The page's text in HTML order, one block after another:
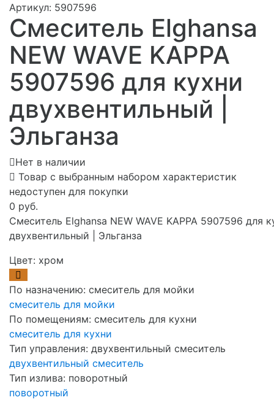
Артикул: 5907596
Смеситель Elghansa
NEW WAVE KAPPA
5907596 для кухни
двухвентильный |
Эльганза
Нет в наличии
Товар с выбранным набором характеристик
недоступен для покупки
0 руб.
Смеситель Elghansa NEW WAVE KAPPA 5907596 для
двухвентильный | Эльганза
Цвет: хром
По назначению: смеситель для мойки
смеситель для мойки
По помещениям: смеситель для кухни
смеситель для кухни
Тип управления: двухвентильный смеситель
двухвентильный смеситель
Тип излива: поворотный
поворотный